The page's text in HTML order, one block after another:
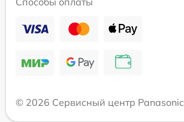
© 2026 Сервисный центр Panasonic